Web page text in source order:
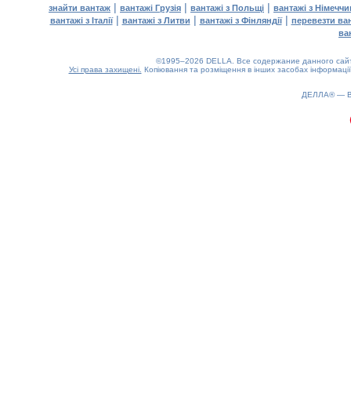
знайти вантаж | вантажі Грузія | вантажі з Польщі | вантажі з
вантажі з Італії| вантажі з Литви | вантажі з Фінляндії| перевезти
©1995–2026 DELLA. Все содержание данного
Усі права захищені. Копіювання та розміщення в інших засобах
ДЕЛЛА® —